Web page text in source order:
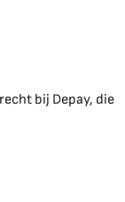
bij Depay, die